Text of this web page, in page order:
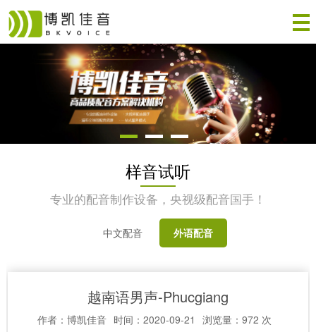
样音试听
专业的配音制作设备，央视级配音国手！
中文配音 外语配音
越南语男声-Phucgiang
作者：博凯佳音 时间：2020-09-21 浏览量：972 次